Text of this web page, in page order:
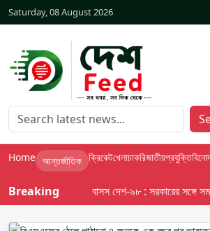
Saturday, 08 August 2026
Home আন্তর্জাতিক ক্রিকেটখেলাচাকরিজাতীয়প্রযুক্তি
Breaking বাসস দেশ-৯৮ : সরকারের সঙ্গে